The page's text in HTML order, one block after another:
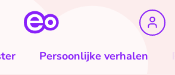
Persoonlijke verhalen